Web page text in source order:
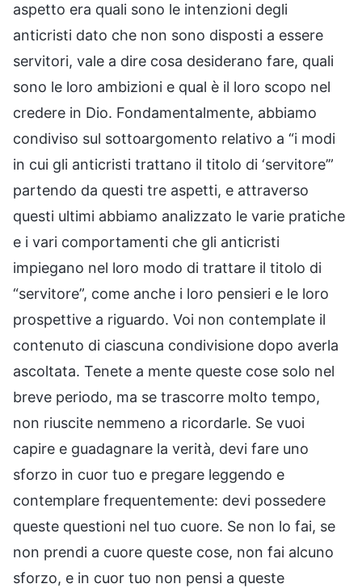
aspetto era quali sono le intenzioni degli
anticristi dato che non sono disposti a essere
servitori, vale a dire cosa desiderano fare, quali
sono le loro ambizioni e qual è il loro scopo nel
credere in Dio. Fondamentalmente, abbiamo
condiviso sul sottoargomento relativo a “i modi
in cui gli anticristi trattano il titolo di ‘servitore’”
partendo da questi tre aspetti, e attraverso
questi ultimi abbiamo analizzato le varie pratiche
e i vari comportamenti che gli anticristi
impiegano nel loro modo di trattare il titolo di
“servitore”, come anche i loro pensieri e le loro
prospettive a riguardo. Voi non contemplate il
contenuto di ciascuna condivisione dopo averla
ascoltata. Tenete a mente queste cose solo nel
breve periodo, ma se trascorre molto tempo,
non riuscite nemmeno a ricordarle. Se vuoi
capire e guadagnare la verità, devi fare uno
sforzo in cuor tuo e pregare leggendo e
contemplare frequentemente: devi possedere
queste questioni nel tuo cuore. Se non lo fai, se
non prendi a cuore queste cose, non fai alcuno
sforzo, e in cuor tuo non pensi a queste